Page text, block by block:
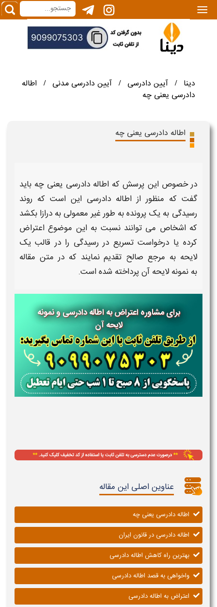
|||
دینا / آیین دادرسی / آیین دادرسی مدنی /
اطاله
دادرسی یعنی چه
اطاله دادرسی یعنی چه
در خصوص این پرسش که اطاله دادرسی یعنی چه باید
گفت که منظور از اطاله دادرسی این است که روند
رسیدگی به یک پرونده به طور غیر معمولی به درازا بکشد
که اشخاص می توانند نسبت به این موضوع اعتراض
کرده یا درخواست تسریع در رسیدگی را در قالب یک
لایحه به مرجع صالح تقدیم نمایند که در متن مقاله
به نمونه لایحه آن پرداخته شده است.
برای مشاوره اعتراض به اطاله دادرسی و نمونه
لایحه آن
عناوین اصلی این مقاله
اطاله دادرسی یعنی چه
اطاله دادرسی در قانون ایران
بهترین راه کاهش اطاله دادرسی
واخواهی به قصد اطاله دادرسی
اعتراض به اطاله دادرسی